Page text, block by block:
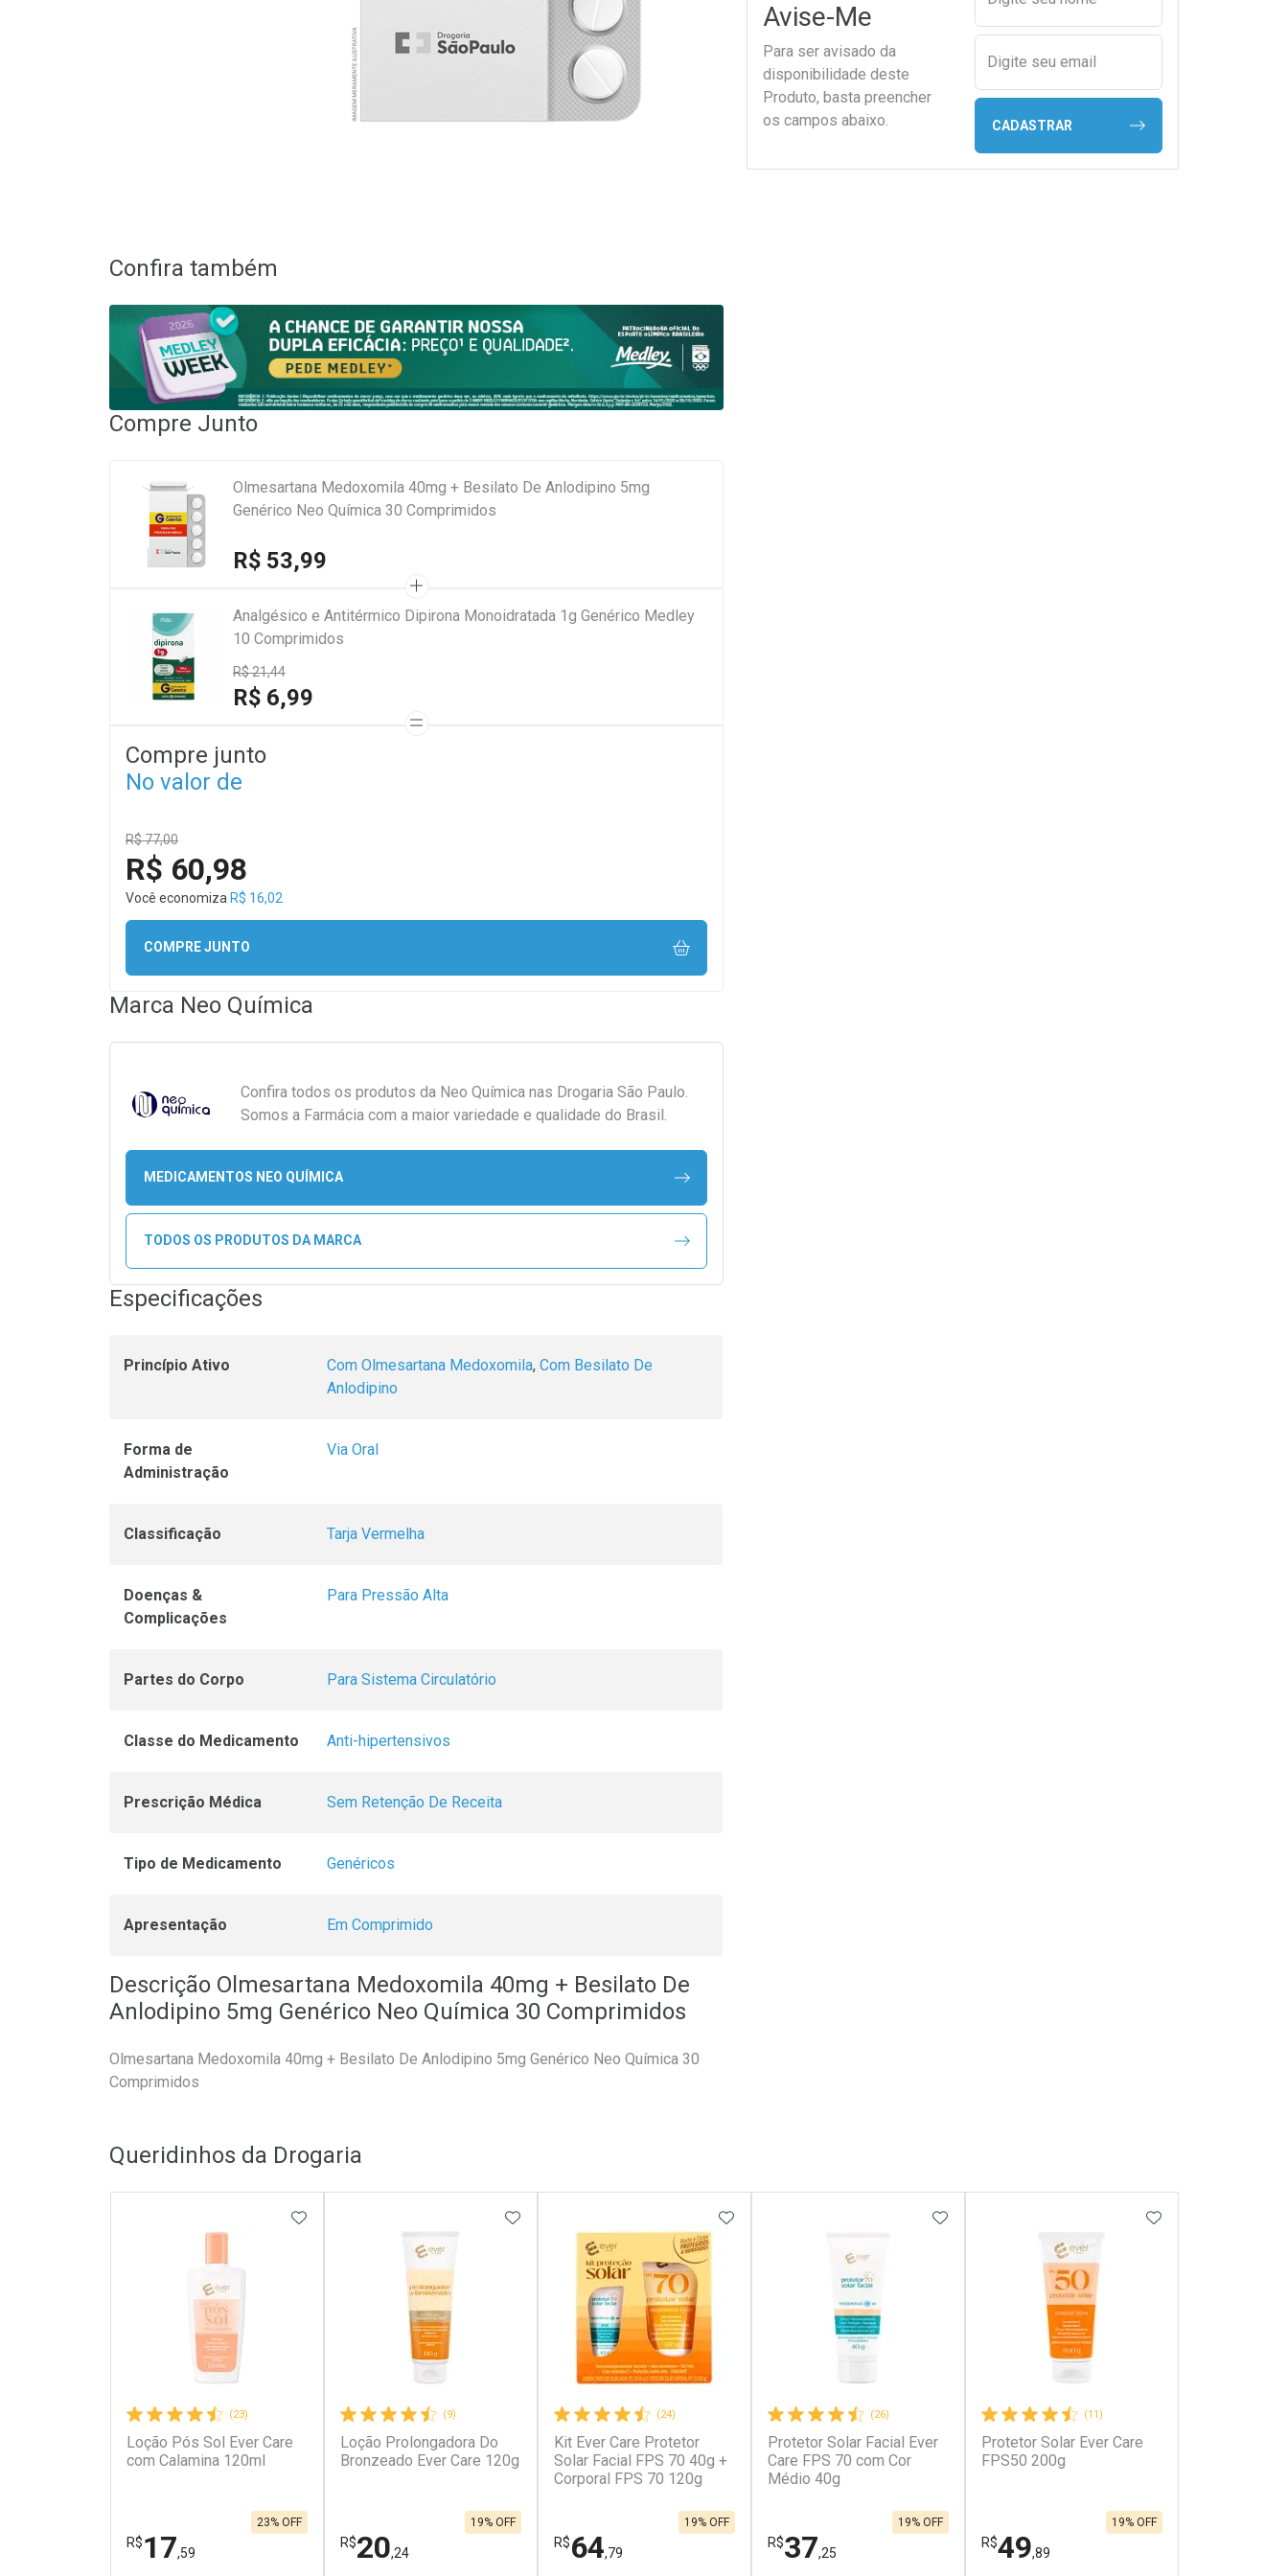
Avise-Me
Para ser avisado da
disponibilidade deste
Produto, basta preencher
os campos abaixo.
Digite seu email
CADASTRAR
Confira também
Compre Junto
Olmesartana Medoxomila 40mg + Besilato De Anlodipino 5mg
Genérico Neo Química 30 Comprimidos
R$ 53,99
Analgésico e Antitérmico Dipirona Monoidratada 1g Genérico Medley
10 Comprimidos
R$ 21,44
R$ 6,99
Compre junto
No valor de
R$ 77,00
R$ 60,98
Você economiza R$ 16,02
COMPRE JUNTO
Marca Neo Química
Confira todos os produtos da Neo Química nas Drogaria São Paulo.
Somos a Farmácia com a maior variedade e qualidade do Brasil.
MEDICAMENTOS NEO QUÍMICA
TODOS OS PRODUTOS DA MARCA
Especificações
Princípio Ativo Com Olmesartana Medoxomila, Com Besilato De
Anlodipino
Forma de
Administração
Via Oral
Classificação Tarja Vermelha
Doenças &
Complicações
Para Pressão Alta
Partes do Corpo Para Sistema Circulatório
Classe do Medicamento Anti-hipertensivos
Prescrição Médica Sem Retenção De Receita
Tipo de Medicamento Genéricos
Apresentação Em Comprimido
Descrição Olmesartana Medoxomila 40mg + Besilato De
Anlodipino 5mg Genérico Neo Química 30 Comprimidos
Olmesartana Medoxomila 40mg + Besilato De Anlodipino 5mg Genérico Neo Química 30
Comprimidos
Queridinhos da Drogaria
(23)
Loção Pós Sol Ever Care
com Calamina 120ml
R$17,59
23% OFF
ADICIONAR AOS FAVORITOS
(9)
Loção Prolongadora Do
Bronzeado Ever Care 120g
R$20,24
19% OFF
ADICIONAR AOS FAVORITOS
(24)
Kit Ever Care Protetor
Solar Facial FPS 70 40g +
Corporal FPS 70 120g
R$64,79
19% OFF
ADICIONAR AOS FAVORITOS
(26)
Protetor Solar Facial Ever
Care FPS 70 com Cor
Médio 40g
R$37,25
19% OFF
ADICIONAR AOS FAVORITOS
(11)
Protetor Solar Ever Care
FPS50 200g
R$49,89
19% OFF
ADICIONAR AOS